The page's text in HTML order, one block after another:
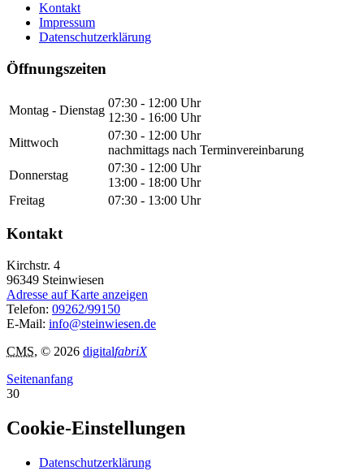
Kontakt
Impressum
Datenschutzerklärung
Öffnungszeiten
Montag - Dienstag
07:30 - 12:00 Uhr
12:30 - 16:00 Uhr
Mittwoch
07:30 - 12:00 Uhr
nachmittags nach Terminvereinbarung
Donnerstag
07:30 - 12:00 Uhr
13:00 - 18:00 Uhr
Freitag
07:30 - 13:00 Uhr
Kontakt
Kirchstr. 4
96349 Steinwiesen
Adresse auf Karte anzeigen
Telefon: 09262/99150
E-Mail: info@steinwiesen.de
CMS, © 2026 digitalfabriX
Seitenanfang
30
Cookie-Einstellungen
Datenschutzerklärung